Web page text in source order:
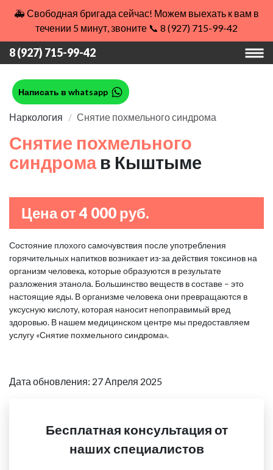
🚑 Свободная бригада сейчас! Можем выехать к вам в
течении 5 минут, звоните 📞 8 (927) 715-99-42
8 (927) 715-99-42
Написать в whatsapp
Наркология Снятие похмельного синдрома
Снятие похмельного
синдрома в Кыштыме
Цена от 4 000 руб.
Состояние плохого самочувствия после употребления
горячительных напитков возникает из-за действия токсинов на
организм человека, которые образуются в результате
разложения этанола. Большинство веществ в составе – это
настоящие яды. В организме человека они превращаются в
уксусную кислоту, которая наносит непоправимый вред
здоровью. В нашем медицинском центре мы предоставляем
услугу «Снятие похмельного синдрома».
Дата обновления: 27 Апреля 2025
Бесплатная консультация от
наших специалистов